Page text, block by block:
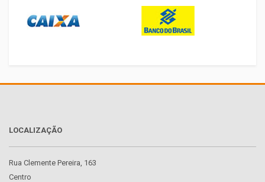
LOCALIZAÇÃO
Rua Clemente Pereira, 163
Centro